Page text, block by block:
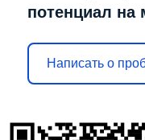
потенциал на
Написать о